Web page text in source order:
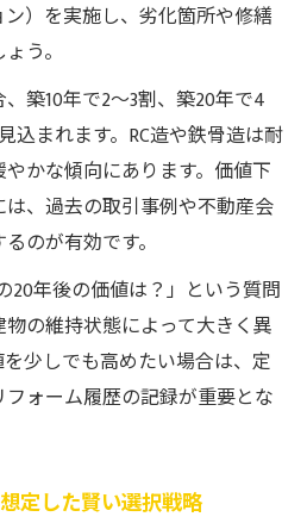
）を実施し、劣化箇所や修繕
う。
築10年で2～3割、築20年で4
込まれます。RC造や鉄骨造は耐
かな傾向にあります。価値下
、過去の取引事例や不動産会
のが有効です。
20年後の価値は？」という質問
の維持状態によって大きく異
少しでも高めたい場合は、定
ォーム履歴の記録が重要とな
定した賢い選択戦略